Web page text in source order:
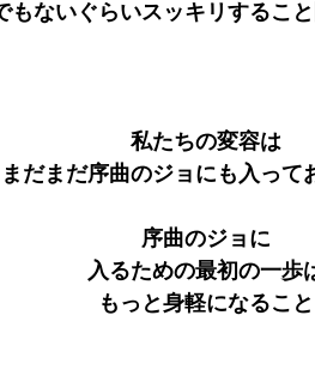
もないぐらいスッキリするこ
私たちの変容は
まだまだ序曲のジョにも入って
序曲のジョに
入るための最初の一歩
もっと身軽になること